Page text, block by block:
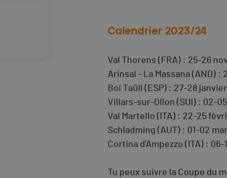
Calendrier 2023/24
Val Thorens (FRA) : 25-26
Arinsal - La Massana (AND) :
Boí Taüll (ESP) : 27-28
Villars-sur-Ollon (SUI) : 02-
Val Martello (ITA) : 22-25
Schladming (AUT) : 01-02
Cortina d'Ampezzo (ITA) : 06-
Tu peux suivre la Coupe du